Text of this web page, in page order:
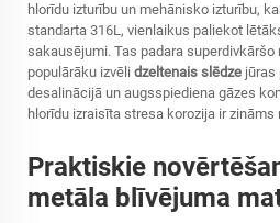
hlorīdu izturību un mehānisko izturību,
standarta 316L, vienlaikus paliekot
sakausējumi. Tas padara superdivkāršo
populārāku izvēli dzeltenais slēdze jūras
desalinācijā un augsspiediena gāzes
hlorīdu izraisīta stresa korozija ir zināms
Praktiskie
metāla blīvējuma